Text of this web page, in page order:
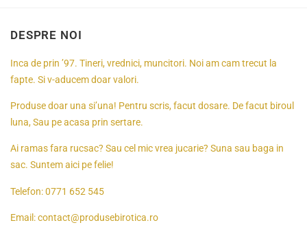
DESPRE NOI
Inca de prin ’97. Tineri, vrednici, muncitori. Noi am cam trecut la
fapte. Si v-aducem doar valori.
Produse doar una si’una! Pentru scris, facut dosare. De facut biroul
luna, Sau pe acasa prin sertare.
Ai ramas fara rucsac? Sau cel mic vrea jucarie? Suna sau baga in
sac. Suntem aici pe felie!
Telefon:0771 652 545
Email:contact@produsebirotica.ro